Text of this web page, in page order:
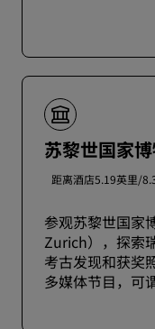
苏黎世国家
距离酒店5.19英里/
参观苏黎世国家
Zurich），探索
考古发现和获奖
多媒体节目，可